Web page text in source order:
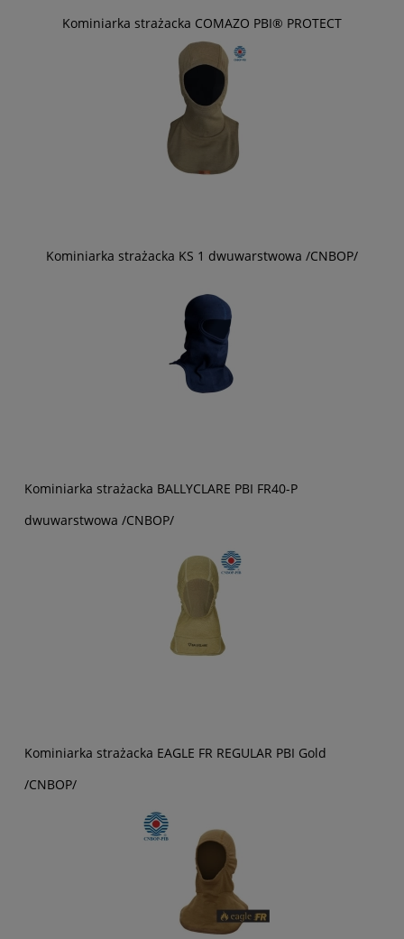
Kominiarka strażacka COMAZO PBI® PROTECT
Kominiarka strażacka KS 1 dwuwarstwowa /CNBOP/
Kominiarka strażacka BALLYCLARE PBI FR40-P
dwuwarstwowa /CNBOP/
Kominiarka strażacka EAGLE FR REGULAR PBI Gold
/CNBOP/